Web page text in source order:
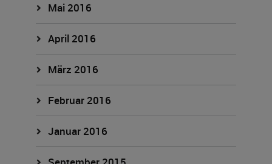
Mai 2016
April 2016
März 2016
Februar 2016
Januar 2016